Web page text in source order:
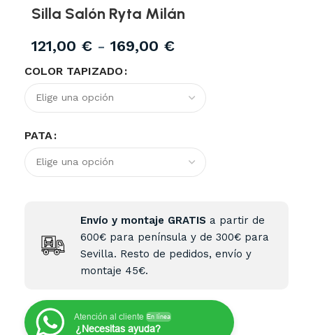
Silla Salón Ryta Milán
121,00 € - 169,00 €
COLOR TAPIZADO
PATA
Envío y montaje GRATIS a partir de
600€ para península y de 300€ para
Sevilla. Resto de pedidos, envío y
montaje 45€.
Atención al cliente En línea
¿Necesitas ayuda?